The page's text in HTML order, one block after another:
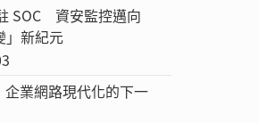
SOC 資安監控邁向
」新紀元
企業網路現代化的下一